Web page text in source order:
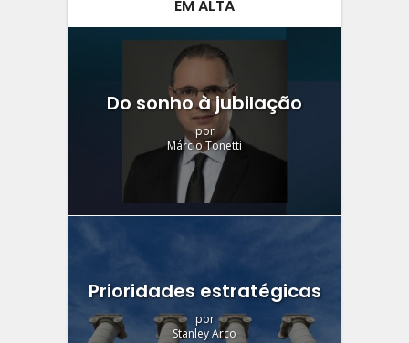
EM ALTA
Do sonho à jubilação
por
Márcio Tonetti
Prioridades estratégicas
por
Stanley Arco